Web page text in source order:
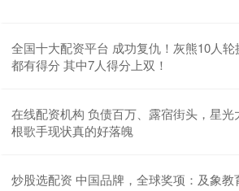
全国十大配资平台 成功复仇！灰熊10人轮
都有得分 其中7人得分上双！
在线配资机构 负债百万、露宿街头，星光
根歌手现状真的好落魄
炒股选配资 中国品牌，全球奖项：及象教